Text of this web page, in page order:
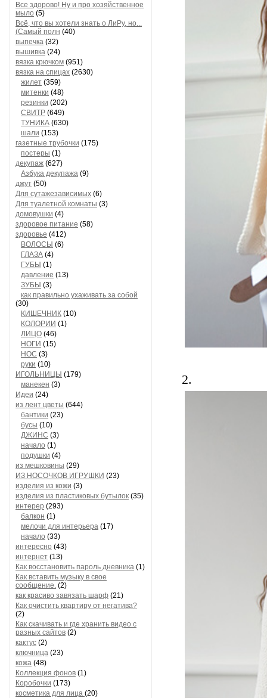
Все здорово! Ну и про хозяйственное
мыло (5)
Всё, что вы хотели знать о ЛиРу, но...
(Самый полн (40)
выпечка (32)
вышивка (24)
вязка крючком (951)
вязка на спицах (2630)
жилет (359)
митенки (48)
резинки (202)
СВИТР (649)
ТУНИКА (630)
шали (153)
газетные трубочки (175)
постеры (1)
декупаж (627)
Азбука декупажа (9)
джут (50)
Для сутажезависимых (6)
Для туалетной комнаты (3)
домовушки (4)
здоровое питание (58)
здоровье (412)
ВОЛОСЫ (6)
ГЛАЗА (4)
ГУБЫ (1)
давление (13)
ЗУБЫ (3)
как правильно ухаживать за собой
(30)
КИШЕЧНИК (10)
КОЛОРИИ (1)
ЛИЦО (46)
НОГИ (15)
НОС (3)
руки (10)
ИГОЛЬНИЦЫ (179)
манекен (3)
Идеи (24)
из лент цветы (644)
бантики (23)
бусы (10)
ДЖИНС (3)
начало (1)
подушки (4)
из мешковины (29)
ИЗ НОСОЧКОВ ИГРУШКИ (23)
изделия из кожи (3)
изделия из пластиковых бутылок (35)
интерер (293)
балкон (1)
мелочи для интерьера (17)
начало (33)
интересно (43)
интернет (13)
Как восстановить пароль дневника (1)
Как вставить музыку в свое
сообщение. (2)
как красиво завязать шарф (21)
Как очистить квартиру от негатива?
(2)
Как скачивать и где хранить видео с
разных сайтов (2)
кактус (2)
ключница (23)
кожа (48)
Коллекция фонов (1)
Коробочки (173)
косметика для лица (20)
2.